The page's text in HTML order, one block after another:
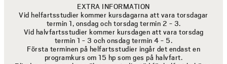
Arbetsintegrerat lärande – AIL
I utbildningsprogrammets kurser ärArbetsintegrerat
lärande – AIL
pedagogisk utgångspunkt. Det betyder att
EXTRA INFORMATION
Vid helfartsstudier kommer kursdagarna att vara torsdagar
termin 1, onsdag och torsdag termin 2 - 3.
Vid halvfartsstudier kommer kursdagen att vara torsdag
termin 1 - 3 och onsdag termin 4 - 5.
Första terminen på helfartsstudier ingår det endast en
programkurs om 15 hp som ges på halvfart.